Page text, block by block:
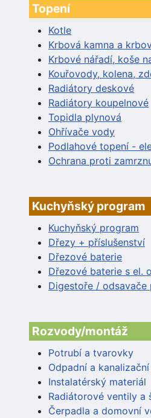
Topení
Kotle
Krbová kamna a
Krbové nářadí, koše
Kouřovody, kolena,
Radiátory deskové
Radiátory koupelnové
Topidla plynová
Ohřívače vody
Podlahové topení -
Ochrana proti
Kuchyňský program
Kuchyňský program
Dřezy + příslušenství
Dřezové baterie
Dřezové baterie s el.
Digestoře / odsavače
Rozvody/montáž
Potrubí a tvarovky
Odpadní a
Instalatérský materiál
Radiátorové ventily a
Čerpadla a domovní